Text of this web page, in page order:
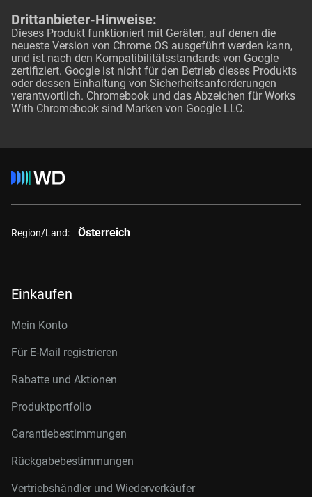
Drittanbieter-Hinweise:
Dieses Produkt funktioniert mit Geräten, auf denen die
neueste Version von Chrome OS ausgeführt werden kann,
und ist nach den Kompatibilitätsstandards von Google
zertifiziert. Google ist nicht für den Betrieb dieses Produkts
oder dessen Einhaltung von Sicherheitsanforderungen
verantwortlich. Chromebook und das Abzeichen für Works
With Chromebook sind Marken von Google LLC.
Region/Land: Österreich
Einkaufen
Mein Konto
Für E-Mail registrieren
Rabatte und Aktionen
Produktportfolio
Garantiebestimmungen
Rückgabebestimmungen
Vertriebshändler und Wiederverkäufer